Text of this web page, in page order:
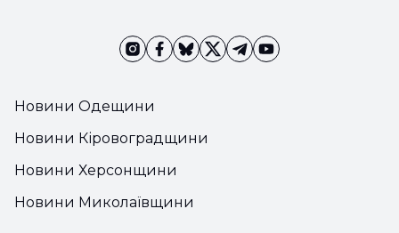
Новини Одещини
Новини Кіровоградщини
Новини Херсонщини
Новини Миколаївщини